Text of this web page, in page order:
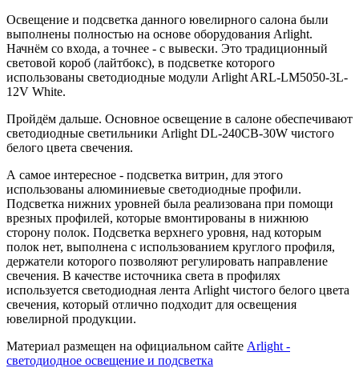
Освещение и подсветка данного ювелирного салона были
выполнены полностью на основе оборудования Arlight.
Начнём со входа, а точнее - с вывески. Это традиционный
световой короб (лайтбокс), в подсветке которого
использованы светодиодные модули Arlight ARL-LM5050-3L-
12V White.
Пройдём дальше. Основное освещение в салоне обеспечивают
светодиодные светильники Arlight DL-240CB-30W чистого
белого цвета свечения.
А самое интересное - подсветка витрин, для этого
использованы алюминиевые светодиодные профили.
Подсветка нижних уровней была реализована при помощи
врезных профилей, которые вмонтированы в нижнюю
сторону полок. Подсветка верхнего уровня, над которым
полок нет, выполнена с использованием круглого профиля,
держатели которого позволяют регулировать направление
свечения. В качестве источника света в профилях
используется светодиодная лента Arlight чистого белого цвета
свечения, который отлично подходит для освещения
ювелирной продукции.
Материал размещен на официальном сайте Arlight -
светодиодное освещение и подсветка